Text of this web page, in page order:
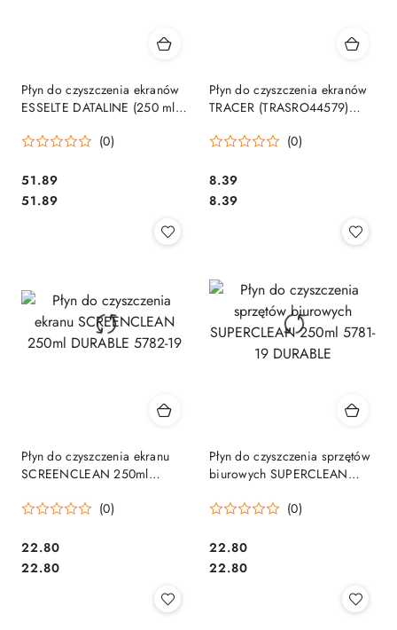
Płyn do czyszczenia ekranów
ESSELTE DATALINE (250 ml)
(0)
Cena:
51.89
Cena:
51.89
Płyn do czyszczenia ekranów
TRACER (TRASRO44579)
(0)
Cena:
8.39
Cena:
8.39
Płyn do czyszczenia ekranu
SCREENCLEAN 250ml
(0)
Cena:
22.80
Cena:
22.80
Płyn do czyszczenia sprzętów
biurowych SUPERCLEAN
(0)
Cena:
22.80
Cena:
22.80